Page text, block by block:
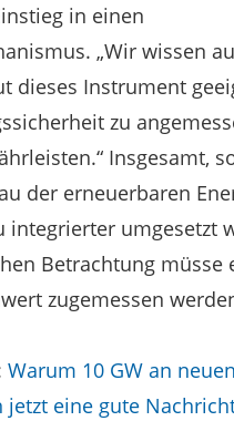
in einen
„Wir wissen
dieses Instrument
zu
Insgesamt,
der erneuerbaren
integrierter umgesetzt
Betrachtung müsse
zugemessen
Warum 10 GW an neuen
jetzt eine gute